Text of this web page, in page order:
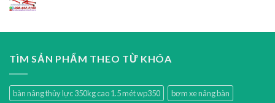
TÌM SẢN PHẨM THEO TỪ KHÓA
bàn nâng thủy lực 350kg cao 1.5 mét wp350
bơm xe nâng bàn